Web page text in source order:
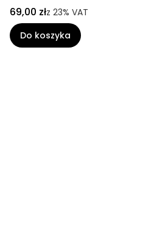
69,00 złz 23% VAT
Do koszyka